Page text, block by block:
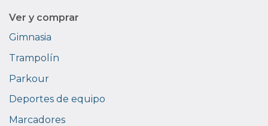
Ver y comprar
Gimnasia
Trampolín
Parkour
Deportes de equipo
Marcadores